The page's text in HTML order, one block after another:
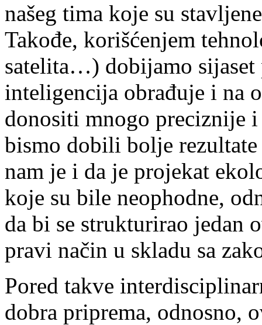
našeg tima koje su
Takođe, korišćenjem
satelita…) dobijamo sijaset
inteligencija obrađuje i na
donositi mnogo preciznije
bismo dobili bolje
nam je i da je projekat
koje su bile neophodne,
da bi se strukturirao jedan
pravi način u skladu sa
Pored takve
dobra priprema, odnosno,